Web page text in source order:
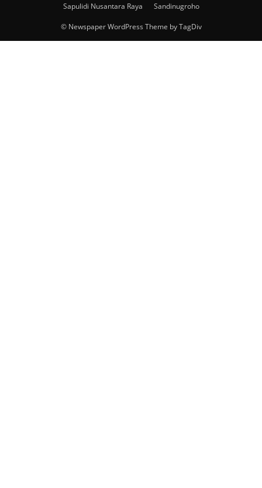
Sapulidi Nusantara Raya
Sandinugroho
© Newspaper WordPress Theme by TagDiv